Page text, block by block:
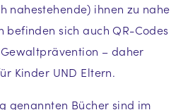
nahestehende) ihnen zu nahe
befinden sich auch QR-Codes
– daher
Kinder UND Eltern.
genannten Bücher sind im